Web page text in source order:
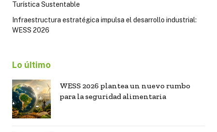
Turística Sustentable
Infraestructura estratégica impulsa el desarrollo industrial:
WESS 2026
Lo último
WESS 2026 plantea un nuevo rumbo
para la seguridad alimentaria